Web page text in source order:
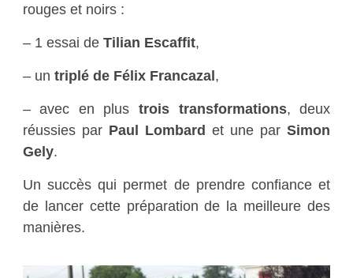
rouges et noirs :
– 1 essai de Tilian Escaffit,
– un triplé de Félix Francazal,
– avec en plustrois transformations, deux
réussies par Paul Lombard et une parSimon
Gely.
Un succès qui permet de prendre confiance et
de lancer cette préparation de la meilleure des
manières.